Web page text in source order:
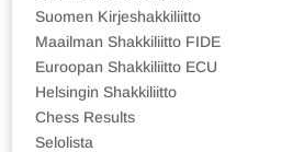
Suomen Kirjeshakkiliitto
Maailman Shakkiliitto FIDE
Euroopan Shakkiliitto ECU
Helsingin Shakkiliitto
Chess Results
Selolista